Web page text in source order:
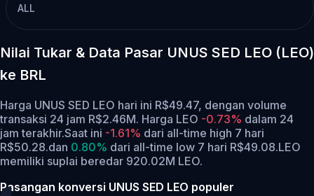
ALL
Nilai Tukar & Data Pasar UNUS SED LEO (LEO)
ke BRL
Harga UNUS SED LEO hari ini R$49.47, dengan volume
transaksi 24 jam R$2.46M. Harga LEO -0.73% dalam 24
jam terakhir.Saat ini -1.61% dari all-time high 7 hari
R$50.28.dan 0.80% dari all-time low 7 hari R$49.08.LEO
memiliki suplai beredar 920.02M LEO.
Pasangan konversi UNUS SED LEO populer